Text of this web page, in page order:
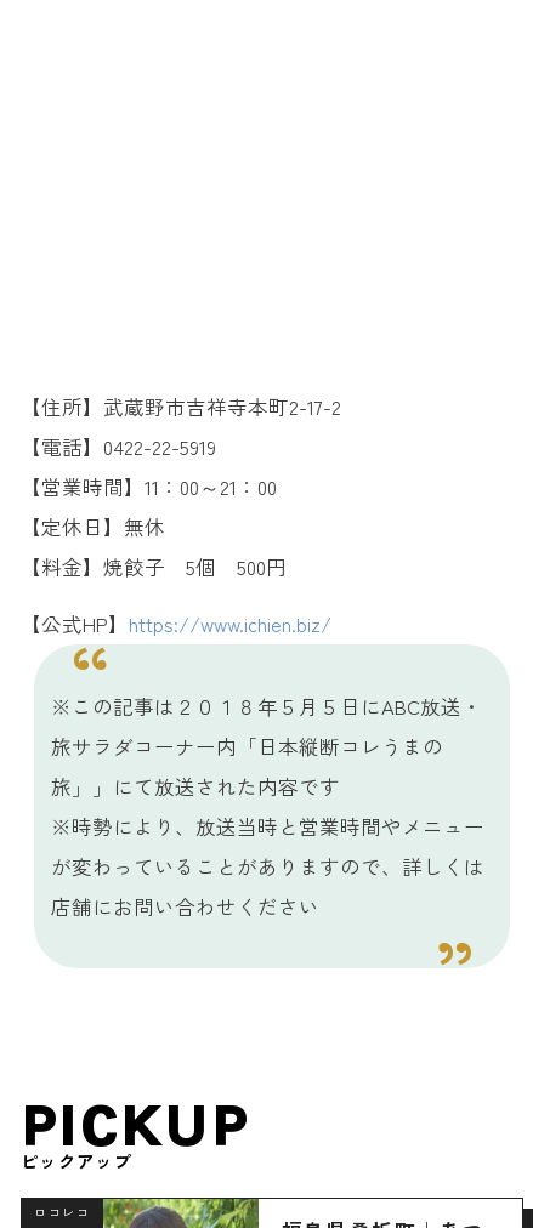
【住所】武蔵野市吉祥寺本町2-17-2
【電話】0422-22-5919
【営業時間】11：00～21：00
【定休日】無休
【料金】焼餃子 5個 500円
【公式HP】 https://www.ichien.biz/
※この記事は２０１８年５月５日にABC放送・
旅サラダコーナー内「日本縦断コレうまの
旅」」にて放送された内容です
※時勢により、放送当時と営業時間やメニュー
が変わっていることがありますので、詳しくは
店舗にお問い合わせください
PICKUP
ピックアップ
ロコレコ